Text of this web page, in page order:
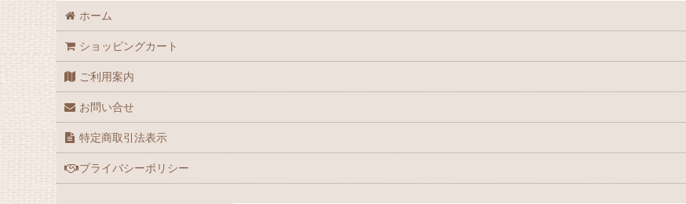
ホーム
ショッピングカート
ご利用案内
お問い合せ
特定商取引法表示
プライバシーポリシー